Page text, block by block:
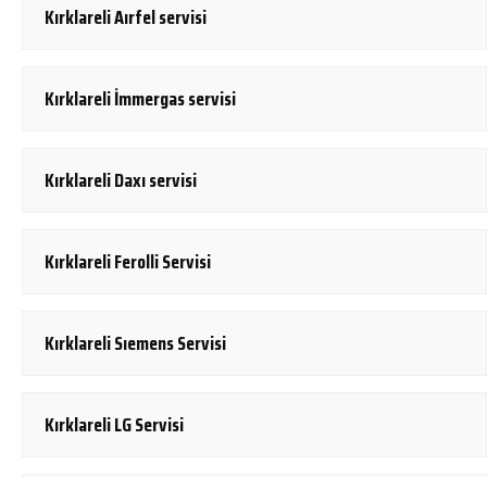
Kırklareli Aırfel servisi
Kırklareli İmmergas servisi
Kırklareli Daxı servisi
Kırklareli Ferolli Servisi
Kırklareli Sıemens Servisi
Kırklareli LG Servisi